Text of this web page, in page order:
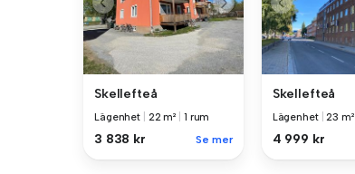
Skellefteå
Lägenhet 22 m² 1 rum
3 838 kr Se mer
Skellefteå
Lägenhet |23 m²
4 999 kr